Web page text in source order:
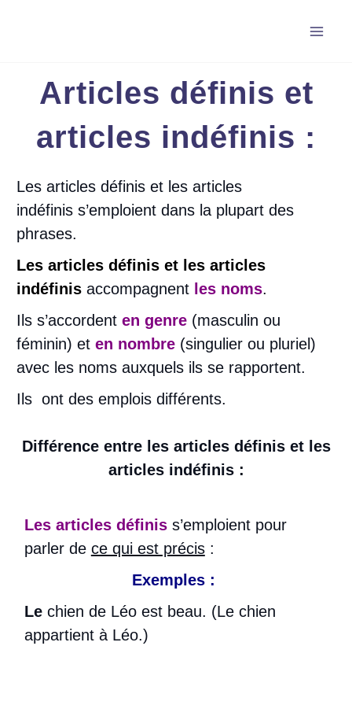
Articles définis et
articles indéfinis :
Les articles définis et les articles
indéfinis s’emploient dans la plupart des
phrases.
Les articles définis et les articles
indéfinisaccompagnent les noms.
Ils s’accordent en genre(masculin ou
féminin) et en nombre(singulier ou pluriel)
avec les noms auxquels ils se rapportent.
Ils ont des emplois différents.
Différence entre les articles définis et les
articles indéfinis :
Les articles définis s’emploient pour
parler de ce qui est précis:
Exemples :
Lechien de Léo est beau. (Le chien
appartient à Léo.)